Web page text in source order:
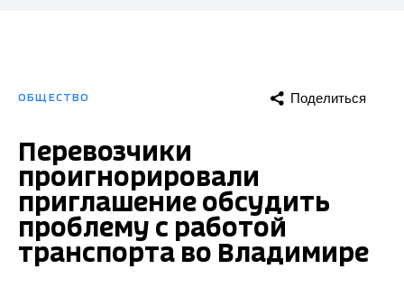
ОБЩЕСТВО Поделиться
Перевозчики
проигнорировали
приглашение обсудить
проблему с работой
транспорта во Владимире